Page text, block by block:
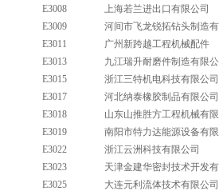
E3008
上海若兰进出口有限公司
E3009
河间市飞龙锐拓钻头制造
E3011
广州新跨越工程机械配件
E3013
九江瑞升耐磨件制造有限
E3015
浙江三特机电科技有限公司
E3017
河北纳泰橡胶制品有限公司
E3018
山东山推胜方工程机械有
E3019
南阳市特力达能源设备有
E3022
浙江云洲科技有限公司
E3023
天津金建华密封技术开发
E3025
大连元利流体技术有限公司